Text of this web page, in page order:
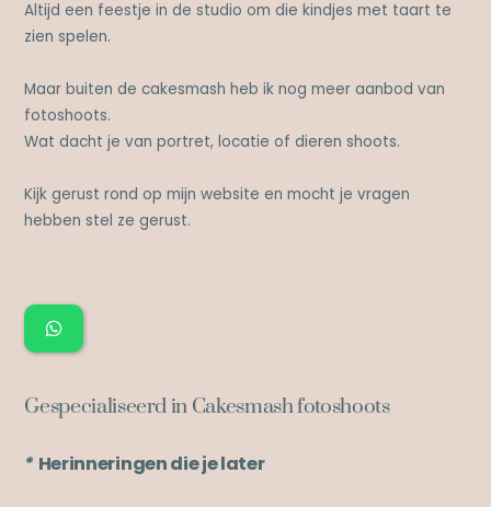
Altijd een feestje in de studio om die kindjes met taart te
zien spelen.
Maar buiten de cakesmash heb ik nog meer aanbod van
fotoshoots.
Wat dacht je van portret, locatie of dieren shoots.
Kijk gerust rond op mijn website en mocht je vragen
hebben stel ze gerust.
Gespecialiseerd in Cakesmash fotoshoots
* Herinneringen die je later